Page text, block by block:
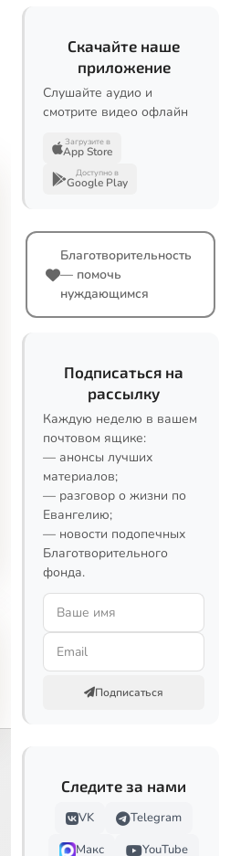
Скачайте наше
приложение
Слушайте аудио и
смотрите видео офлайн
Загрузите в
App Store
Доступно в
Google Play
Благотворительность
— помочь
нуждающимся
Подписаться на
рассылку
Каждую неделю в вашем
почтовом ящике:
— анонсы лучших
материалов;
— разговор о жизни по
Евангелию;
— новости подопечных
Благотворительного
фонда.
Подписаться
Следите за нами
VK
Telegram
Макс
YouTube